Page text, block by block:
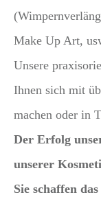
Make Up Art,
Unsere
Ihnen sich mit
machen oder in
Der Erfolg
unserer
Sie schaffen